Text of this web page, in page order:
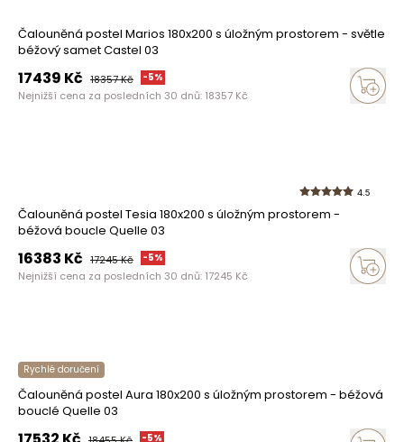
Čalouněná postel Marios 180x200 s úložným prostorem - světle
béžový samet Castel 03
17439 Kč 18357Kč -5%
Nejnižší cena za posledních 30 dnů: 18357 Kč
4.5
Čalouněná postel Tesia 180x200 s úložným prostorem -
béžová boucle Quelle 03
16383 Kč 17245Kč -5%
Nejnižší cena za posledních 30 dnů: 17245 Kč
Rychlé doručení
Čalouněná postel Aura 180x200 s úložným prostorem - béžová
bouclé Quelle 03
-5%